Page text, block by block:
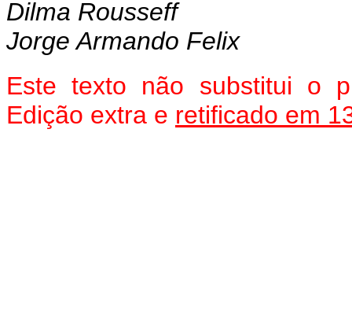
Dilma Rousseff
Jorge Armando Felix
Este texto não substitui o
Edição extra e retificado em